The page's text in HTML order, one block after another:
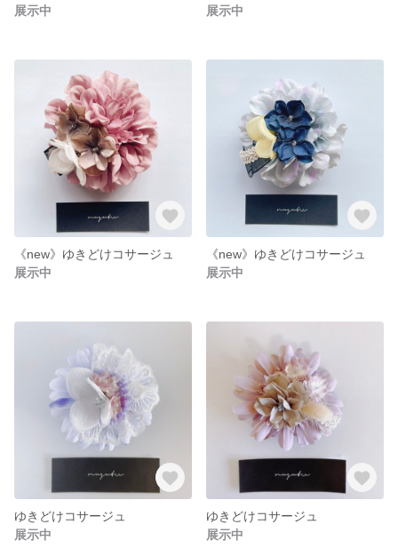
展示中
展示中
《new》ゆきどけコサージュ
展示中
《new》ゆきどけコサージュ
展示中
ゆきどけコサージュ
展示中
ゆきどけコサージュ
展示中